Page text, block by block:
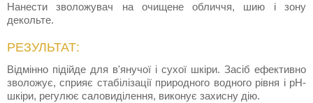
Нанести зволожувач на очищене обличчя, шию і зону
декольте.
РЕЗУЛЬТАТ:
Відмінно підійде для в'янучої і сухої шкіри. Засіб ефективно
зволожує, сприяє стабілізації природного водного рівня і рН-
шкіри, регулює саловиділення, виконує захисну дію.